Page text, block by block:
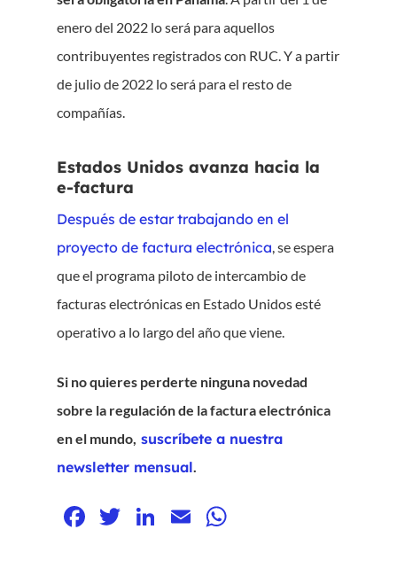
enero del 2022 lo será para aquellos
contribuyentes registrados con RUC. Y a partir
de julio de 2022 lo será para el resto de
compañías.
Estados Unidos avanza hacia la
e-factura
Después de estar trabajando en el
proyecto de factura electrónica, se espera
que el programa piloto de intercambio de
facturas electrónicas en Estado Unidos esté
operativo a lo largo del año que viene.
Si no quieres perderte ninguna novedad
sobre la regulación de la factura electrónica
en el mundo, suscríbete a nuestra
newsletter mensual.
Facebook
Twitter
LinkedIn
Email
Inicio
Voxel
ES
FR